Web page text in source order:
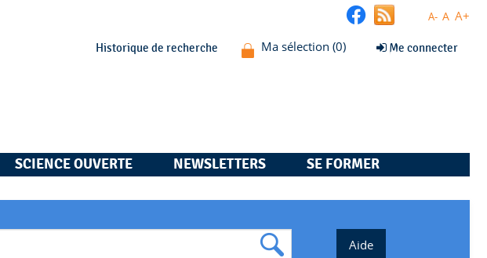
A- A A+
Historique de recherche Me connecter
SCIENCE OUVERTE NEWSLETTERS SE FORMER